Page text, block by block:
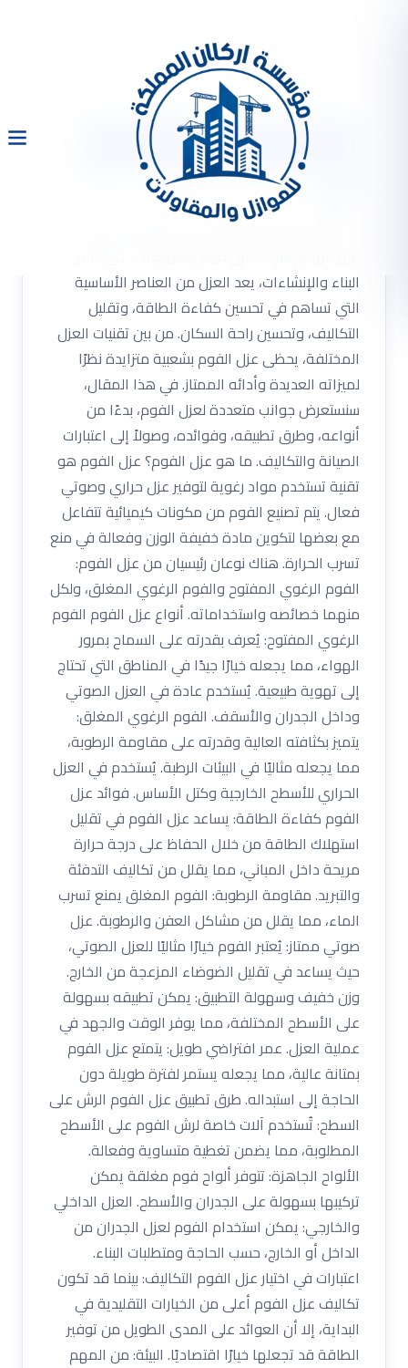
شركة عزل فوم بالقويعية
0533334179 عزل فلل اتصل
البناء والإنشاءات، يعد العزل من العناصر الأساسية
التي تساهم في تحسين كفاءة الطاقة، وتقليل
التكاليف، وتحسين راحة السكان. من بين تقنيات العزل
المختلفة، يحظى عزل الفوم بشعبية متزايدة نظرًا
لميزاته العديدة وأدائه الممتاز. في هذا المقال،
سنستعرض جوانب متعددة لعزل الفوم، بدءًا من
أنواعه، وطرق تطبيقه، وفوائده، وصولاً إلى اعتبارات
الصيانة والتكاليف. ما هو عزل الفوم؟ عزل الفوم هو
تقنية تستخدم مواد رغوية لتوفير عزل حراري وصوتي
فعال. يتم تصنيع الفوم من مكونات كيميائية تتفاعل
مع بعضها لتكوين مادة خفيفة الوزن وفعالة في منع
تسرب الحرارة. هناك نوعان رئيسيان من عزل الفوم:
الفوم الرغوي المفتوح والفوم الرغوي المغلق، ولكل
منهما خصائصه واستخداماته. أنواع عزل الفوم الفوم
الرغوي المفتوح: يُعرف بقدرته على السماح بمرور
الهواء، مما يجعله خيارًا جيدًا في المناطق التي تحتاج
إلى تهوية طبيعية. يُستخدم عادة في العزل الصوتي
وداخل الجدران والأسقف. الفوم الرغوي المغلق:
يتميز بكثافته العالية وقدرته على مقاومة الرطوبة،
مما يجعله مثاليًا في البيئات الرطبة. يُستخدم في العزل
الحراري للأسطح الخارجية وكتل الأساس. فوائد عزل
الفوم كفاءة الطاقة: يساعد عزل الفوم في تقليل
استهلاك الطاقة من خلال الحفاظ على درجة حرارة
مريحة داخل المباني، مما يقلل من تكاليف التدفئة
والتبريد. مقاومة الرطوبة: الفوم المغلق يمنع تسرب
الماء، مما يقلل من مشاكل العفن والرطوبة. عزل
صوتي ممتاز: يُعتبر الفوم خيارًا مثاليًا للعزل الصوتي،
حيث يساعد في تقليل الضوضاء المزعجة من الخارج.
وزن خفيف وسهولة التطبيق: يمكن تطبيقه بسهولة
على الأسطح المختلفة، مما يوفر الوقت والجهد في
عملية العزل. عمر افتراضي طويل: يتمتع عزل الفوم
بمتانة عالية، مما يجعله يستمر لفترة طويلة دون
الحاجة إلى استبداله. طرق تطبيق عزل الفوم الرش على
السطح: تُستخدم آلات خاصة لرش الفوم على الأسطح
المطلوبة، مما يضمن تغطية متساوية وفعالة.
الألواح الجاهزة: تتوفر ألواح فوم مغلقة يمكن
تركيبها بسهولة على الجدران والأسطح. العزل الداخلي
والخارجي: يمكن استخدام الفوم لعزل الجدران من
الداخل أو الخارج، حسب الحاجة ومتطلبات البناء.
اعتبارات في اختيار عزل الفوم التكاليف: بينما قد تكون
تكاليف عزل الفوم أعلى من الخيارات التقليدية في
البداية، إلا أن العوائد على المدى الطويل من توفير
الطاقة قد تجعلها خيارًا اقتصاديًا. البيئة: من المهم